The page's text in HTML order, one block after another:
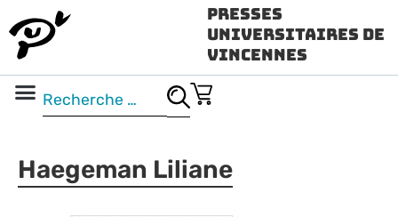
Presses
Universitaires de
Vincennes
Haegeman Liliane